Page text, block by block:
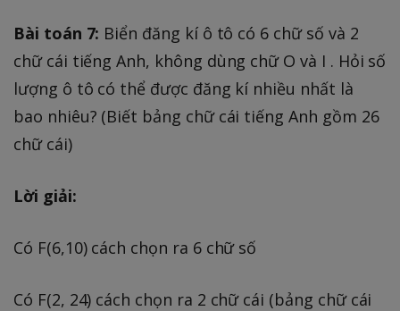
Bài toán 7: Biển đăng kí ô tô có 6 chữ số và 2
chữ cái tiếng Anh, không dùng chữ O và I . Hỏi số
lượng ô tô có thể được đăng kí nhiều nhất là
bao nhiêu? (Biết bảng chữ cái tiếng Anh gồm 26
chữ cái)
Lời giải:
Có F(6,10) cách chọn ra 6 chữ số
Có F(2, 24) cách chọn ra 2 chữ cái (bảng chữ cái